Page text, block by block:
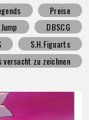
Preise
DBSCG
S.H.Figuarts
versucht zu zeichnen